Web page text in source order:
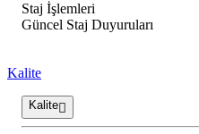
Staj İşlemleri
Güncel Staj Duyuruları
Kalite
Kalite